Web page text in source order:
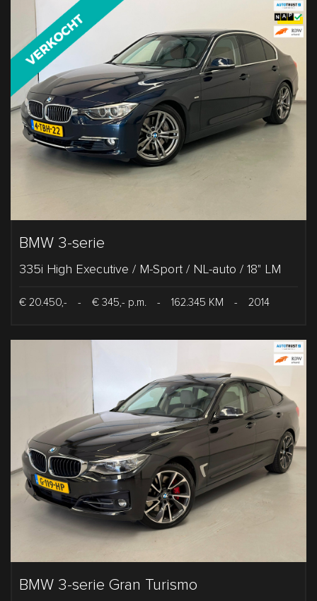
BMW 3-serie
335i High Executive / M-Sport / NL-auto / 18" LM
€ 20.450,- - € 345,- p.m. - 162.345 KM - 2014
BMW 3-serie Gran Turismo